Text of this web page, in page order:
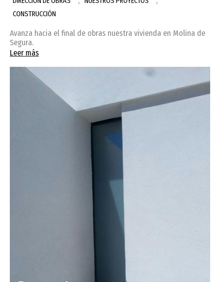
CONSTRUCCIÓN
Avanza hacia el final de obras nuestra vivienda en Molina de
Segura.
Leer más